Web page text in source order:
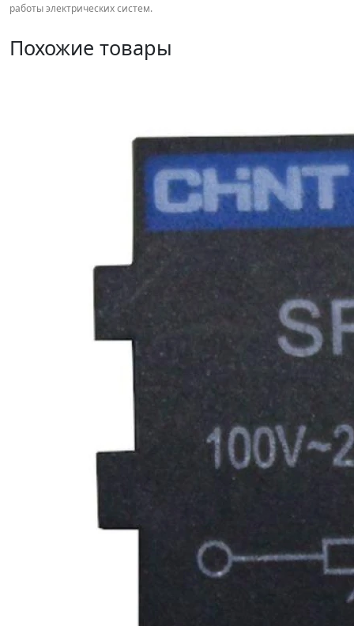
работы электрических систем.
Похожие товары